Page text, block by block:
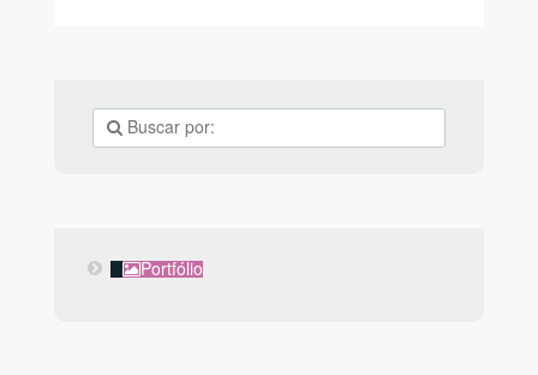
PortfólioPortfólio